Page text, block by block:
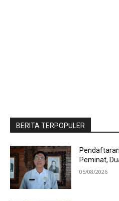
BERITA TERPOPULER
Peminat,
05/08/2026